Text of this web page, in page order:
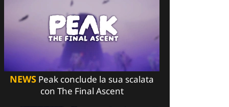
NEWS Peak conclude la sua scalata
con The Final Ascent